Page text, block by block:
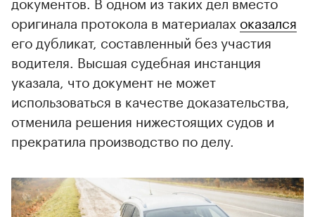
оригинала протокола в материалах оказался
его дубликат, составленный без участия
водителя. Высшая судебная инстанция
указала, что документ не может
использоваться в качестве доказательства,
отменила решения нижестоящих судов и
прекратила производство по делу.